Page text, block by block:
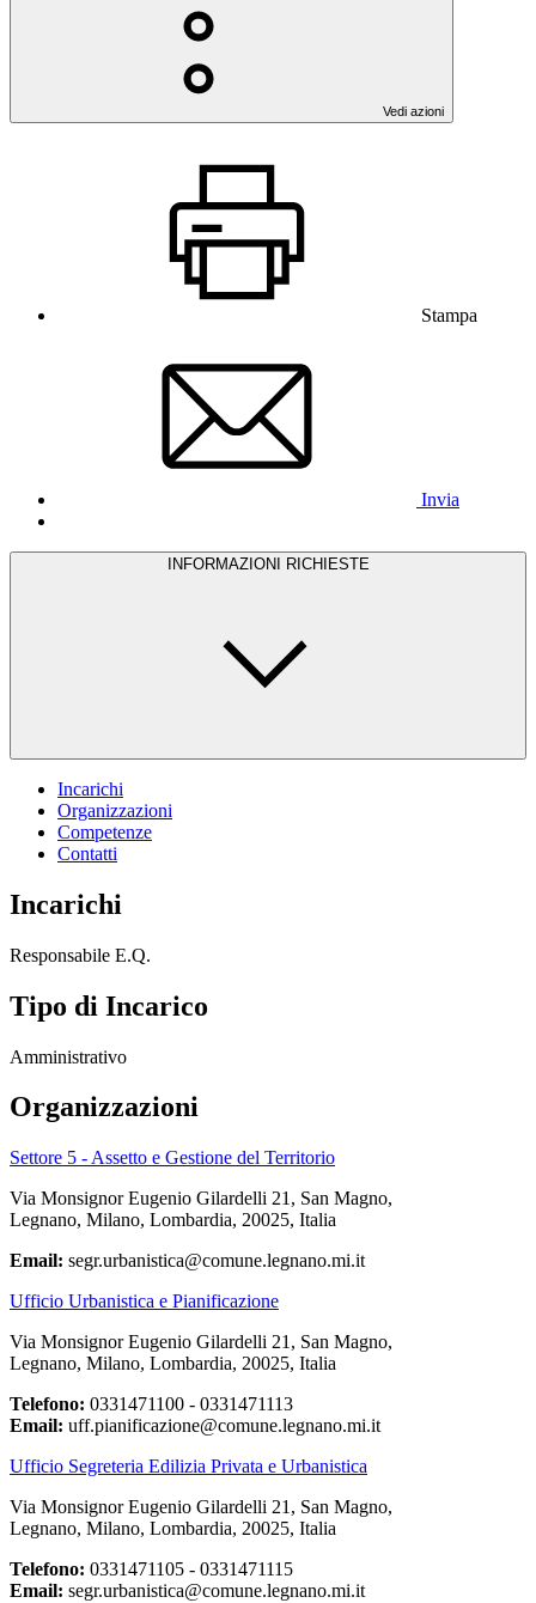
Vedi azioni
Stampa
Invia
INFORMAZIONI RICHIESTE
Incarichi
Organizzazioni
Competenze
Contatti
Incarichi
Responsabile E.Q.
Tipo di Incarico
Amministrativo
Organizzazioni
Settore 5 - Assetto e Gestione del Territorio
Via Monsignor Eugenio Gilardelli 21, San Magno,
Legnano, Milano, Lombardia, 20025, Italia
Email: segr.urbanistica@comune.legnano.mi.it
Ufficio Urbanistica e Pianificazione
Via Monsignor Eugenio Gilardelli 21, San Magno,
Legnano, Milano, Lombardia, 20025, Italia
Telefono: 0331471100 - 0331471113
Email: uff.pianificazione@comune.legnano.mi.it
Ufficio Segreteria Edilizia Privata e Urbanistica
Via Monsignor Eugenio Gilardelli 21, San Magno,
Legnano, Milano, Lombardia, 20025, Italia
Telefono: 0331471105 - 0331471115
Email: segr.urbanistica@comune.legnano.mi.it